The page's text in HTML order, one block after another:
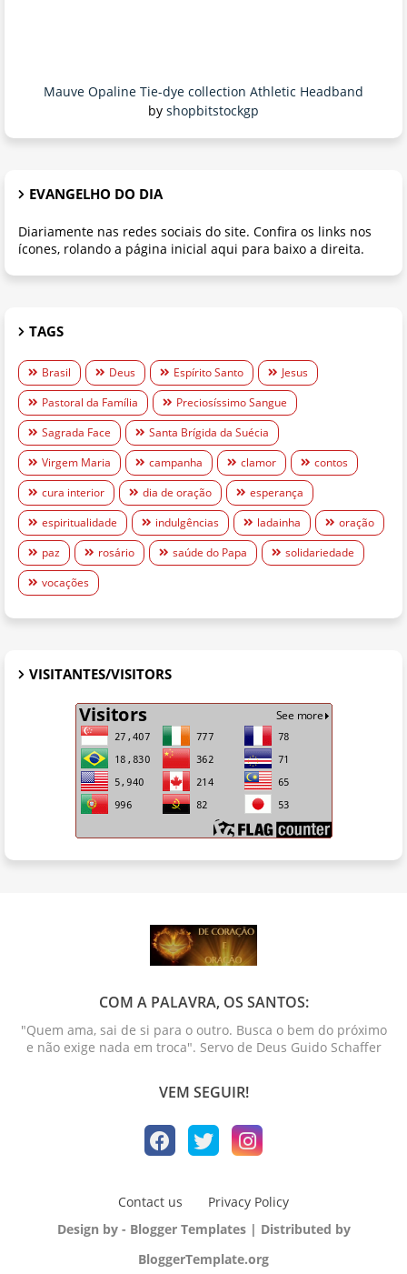
Mauve Opaline Tie-dye collection Athletic Headband
by shopbitstockgp
EVANGELHO DO DIA
Diariamente nas redes sociais do site. Confira os links nos
ícones, rolando a página inicial aqui para baixo a direita.
TAGS
Brasil Deus Espírito Santo
Jesus
Pastoral da Família
Preciosíssimo Sangue
Sagrada Face
Santa Brígida da Suécia
Virgem Maria
campanha clamor
contos
cura interior
dia de oração
esperança
espiritualidade
indulgências ladainha
oração
paz
rosário saúde do Papa
solidariedade
vocações
VISITANTES/VISITORS
COM A PALAVRA, OS SANTOS:
"Quem ama, sai de si para o outro. Busca o bem do próximo
e não exige nada em troca". Servo de Deus Guido Schaffer
VEM SEGUIR!
Contact us
Privacy Policy
Design by - Blogger Templates | Distributed by
BloggerTemplate.org